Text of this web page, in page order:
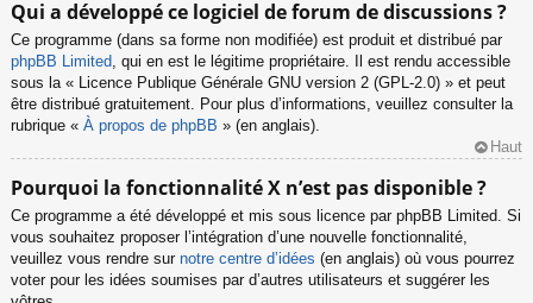
Qui a développé ce logiciel de forum de discussions ?
Ce programme (dans sa forme non modifiée) est produit et distribué par
phpBB Limited, qui en est le légitime propriétaire. Il est rendu accessible
sous la « Licence Publique Générale GNU version 2 (GPL-2.0) » et peut
être distribué gratuitement. Pour plus d’informations, veuillez consulter la
rubrique « À propos de phpBB » (en anglais).
Haut
Pourquoi la fonctionnalité X n’est pas disponible ?
Ce programme a été développé et mis sous licence par phpBB Limited. Si
vous souhaitez proposer l’intégration d’une nouvelle fonctionnalité,
veuillez vous rendre sur notre centre d’idées (en anglais) où vous pourrez
voter pour les idées soumises par d’autres utilisateurs et suggérer les